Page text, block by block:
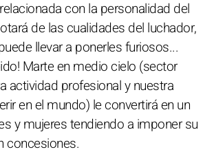
con la personalidad del
de las cualidades del luchador,
llevar a ponerles furiosos...
Marte en medio cielo (sector
actividad profesional y nuestra
en el mundo) le convertirá en un
y mujeres tendiendo a imponer su
concesiones.